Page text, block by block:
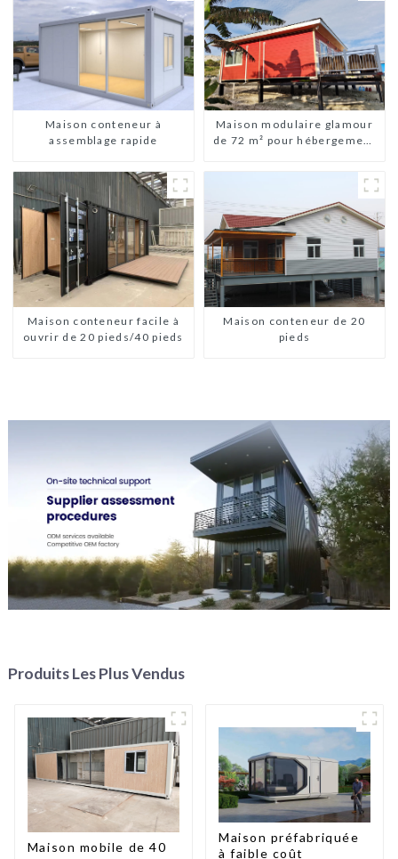
Maison conteneur à
assemblage rapide
Maison modulaire glamour
de 72 m² pour hébergement
Maison conteneur facile à
ouvrir de 20 pieds/40 pieds
Maison conteneur de 20
pieds
Produits Les Plus Vendus
Maison mobile de 40
Maison préfabriquée
à faible coût